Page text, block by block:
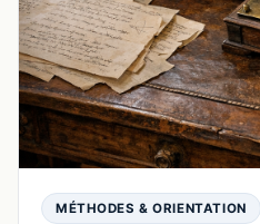
MÉTHODES & ORIENTATION